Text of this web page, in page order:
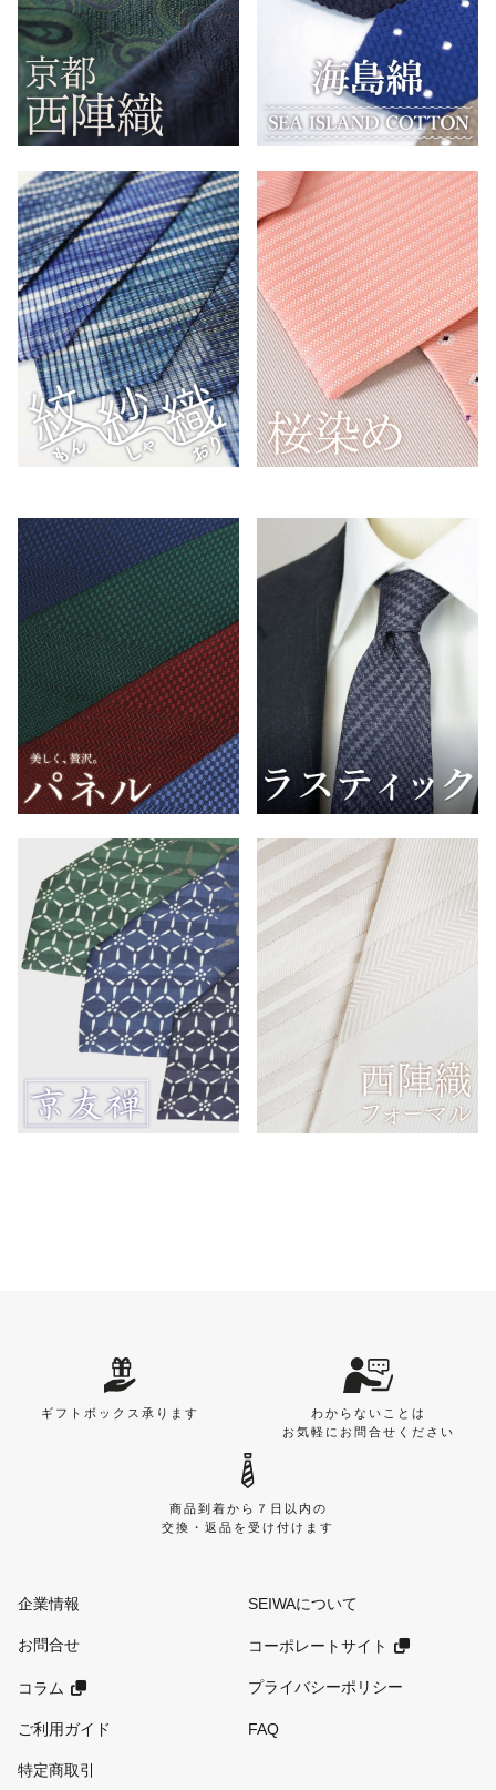
ギフトボックス承ります
わからないことは
お気軽にお問合せください
商品到着から７日以内の
交換・返品を受け付けます
企業情報 SEIWAについて
お問合せ コーポレートサイト
コラム プライバシーポリシー
ご利用ガイド FAQ
特定商取引